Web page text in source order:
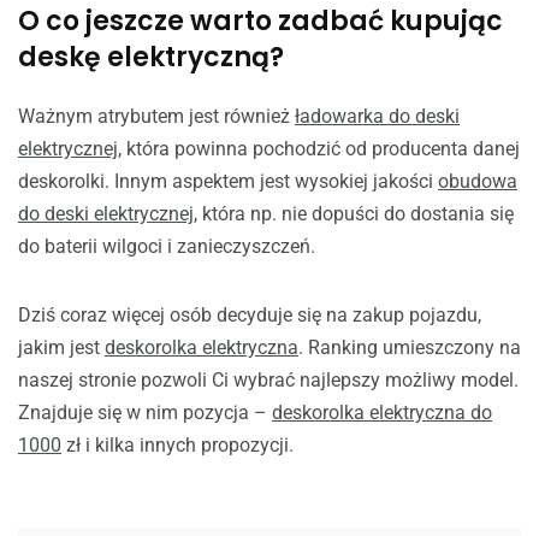
O co jeszcze warto zadbać kupując
deskę elektryczną?
Ważnym atrybutem jest również ładowarka do deski
elektrycznej, która powinna pochodzić od producenta danej
deskorolki. Innym aspektem jest wysokiej jakości obudowa
do deski elektrycznej, która np. nie dopuści do dostania się
do baterii wilgoci i zanieczyszczeń.
Dziś coraz więcej osób decyduje się na zakup pojazdu,
jakim jest deskorolka elektryczna. Ranking umieszczony na
naszej stronie pozwoli Ci wybrać najlepszy możliwy model.
Znajduje się w nim pozycja – deskorolka elektryczna do
1000 zł i kilka innych propozycji.